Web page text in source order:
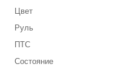
Цвет
Руль
ПТС
Состояние